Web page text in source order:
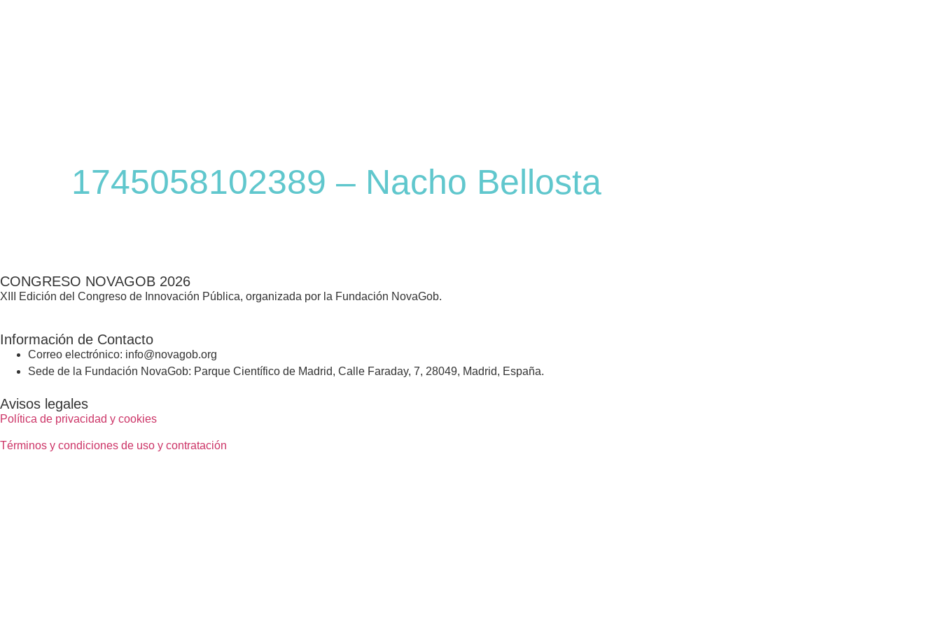
1745058102389 – Nacho Bellosta
CONGRESO NOVAGOB 2026
XIII Edición del Congreso de Innovación Pública, organizada por la Fundación NovaGob.
Información de Contacto
Correo electrónico: info@novagob.org
Sede de la Fundación NovaGob: Parque Científico de Madrid, Calle Faraday, 7, 28049, Madrid, España.
Avisos legales
Política de privacidad y cookies
Términos y condiciones de uso y contratación